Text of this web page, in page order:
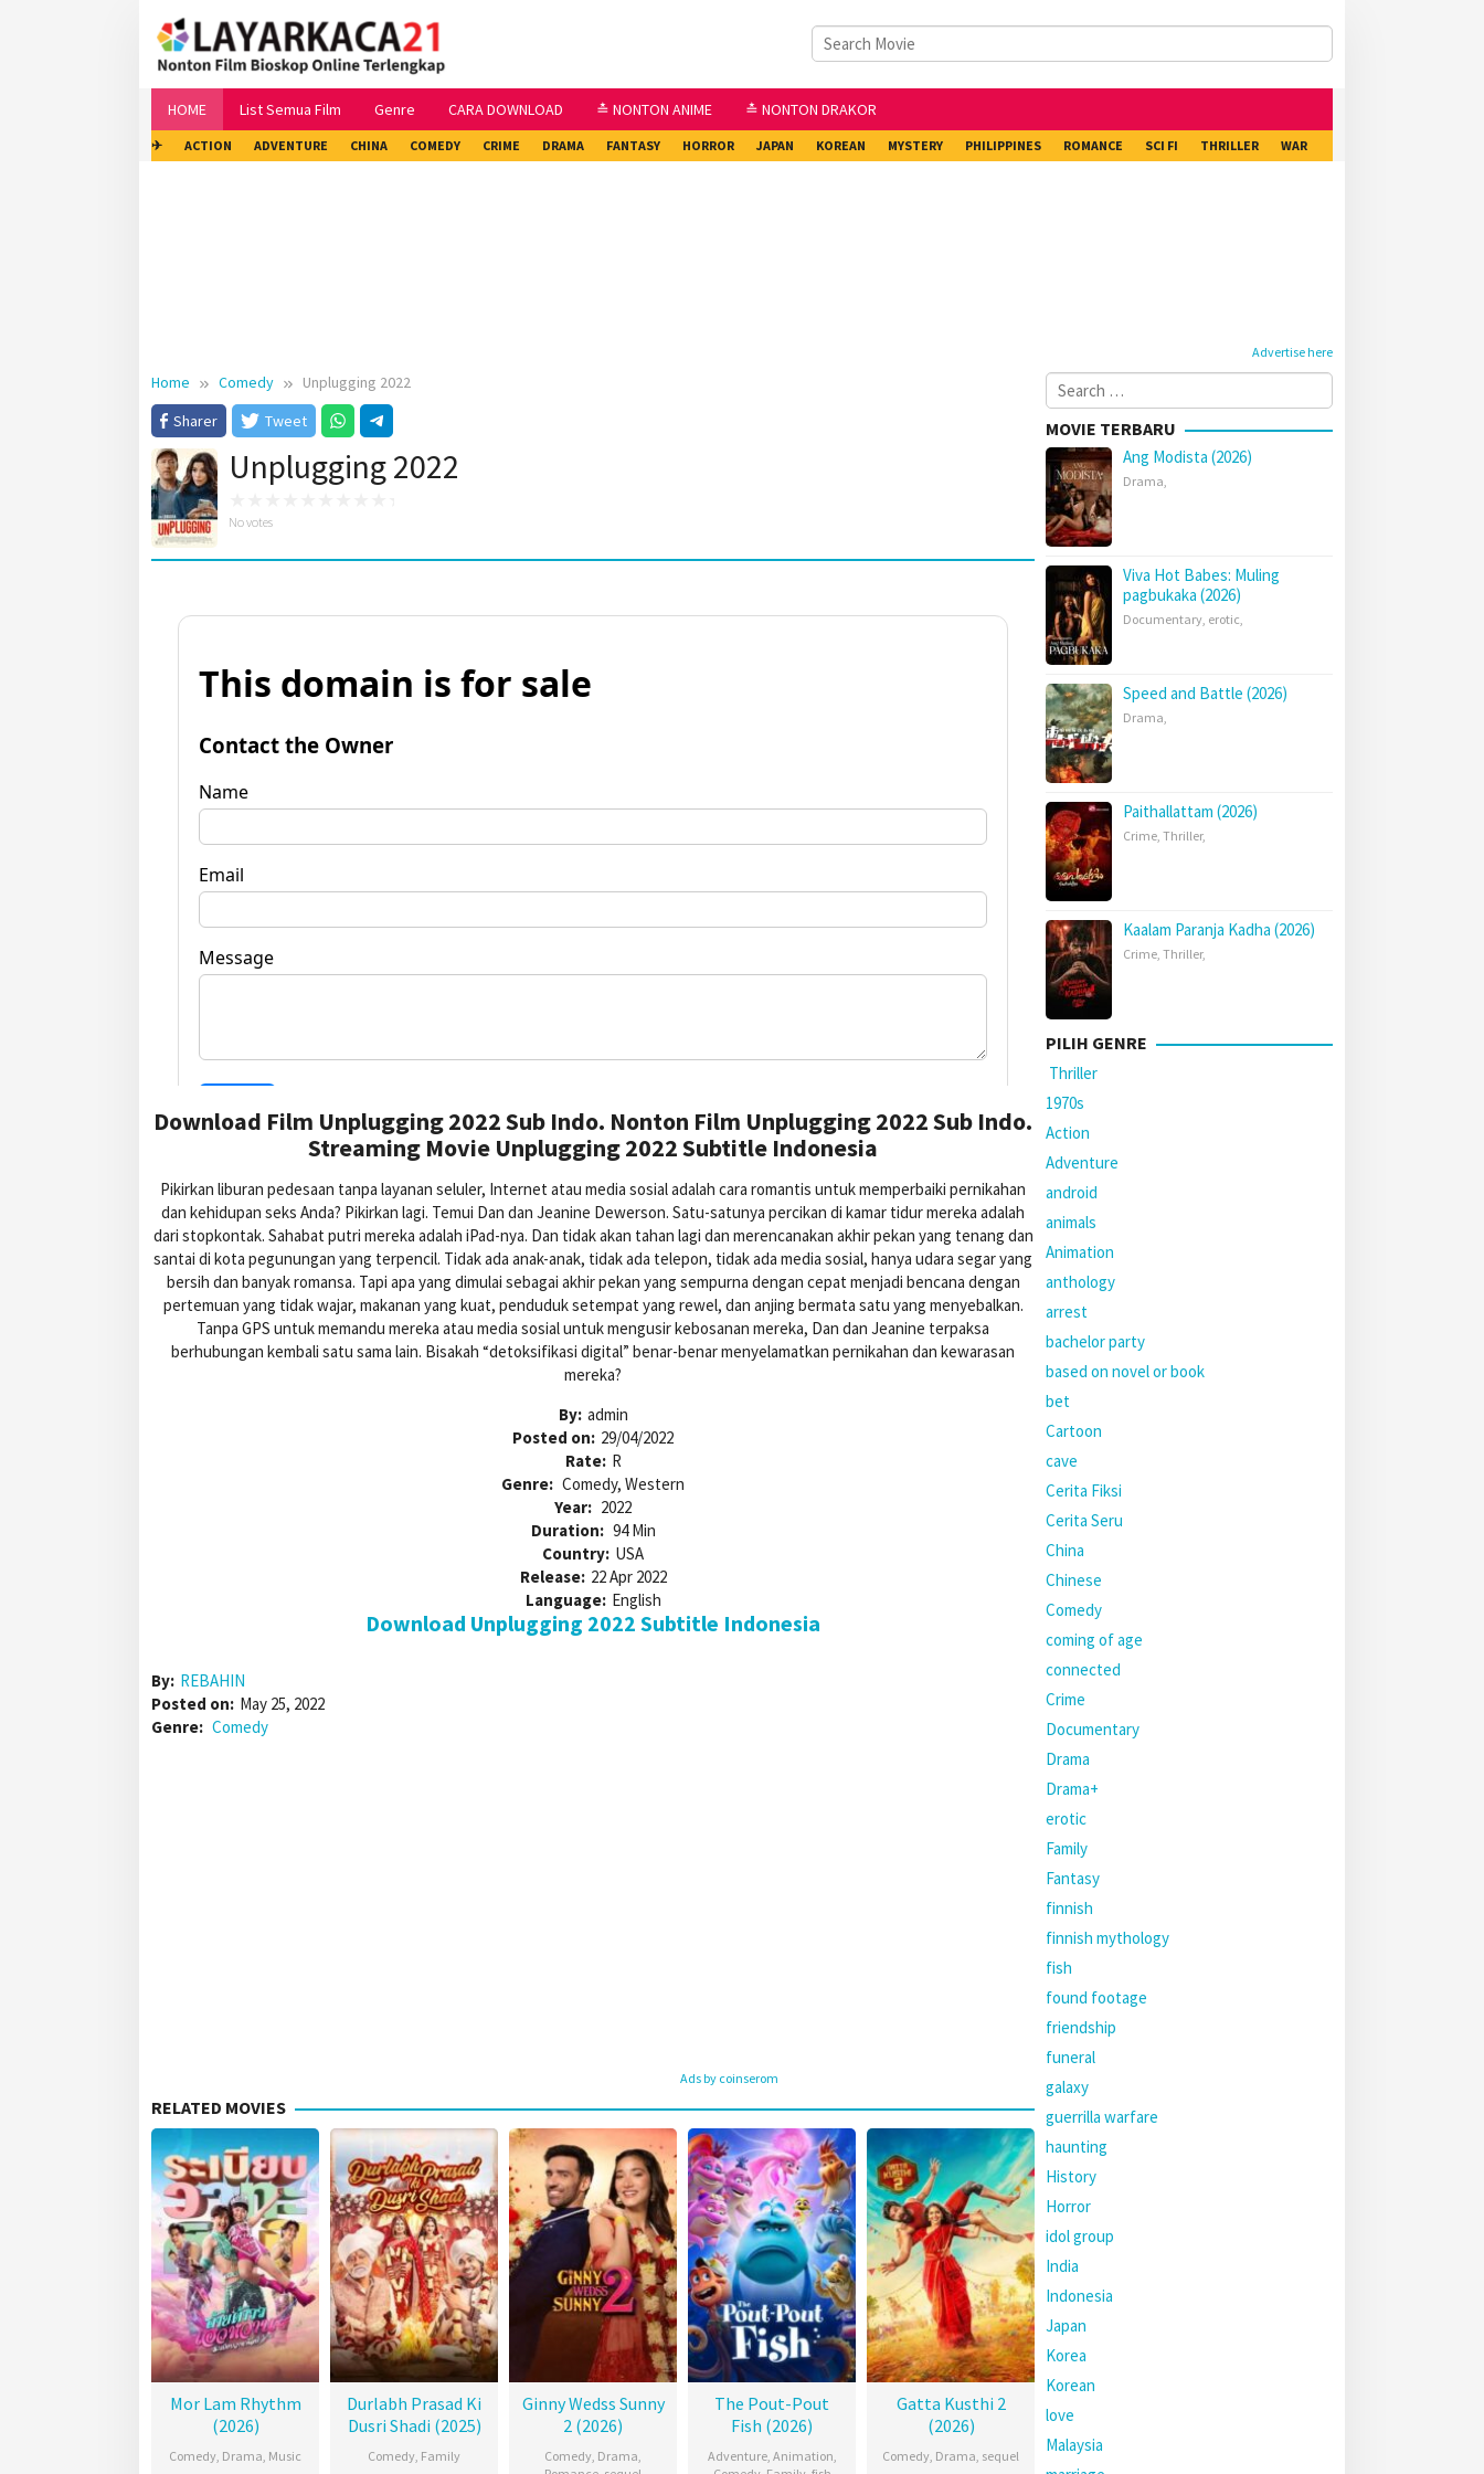
HOME List Semua Film Genre CARA DOWNLOAD ≛ NONTON ANIME ≛ NONTON DRAKOR
✈ ACTION ADVENTURE CHINA COMEDY CRIME DRAMA FANTASY HORROR JAPAN KOREAN MYSTERY PHILIPPINES ROMANCE SCI FI THRILLER WAR
Advertise here
Home Comedy
Unplugging 2022
Sharer
Tweet
Unplugging 2022
No votes
Download Film Unplugging 2022 Sub Indo. Nonton Film Unplugging 2022 Sub Indo.
Streaming Movie Unplugging 2022 Subtitle Indonesia
Pikirkan liburan pedesaan tanpa layanan seluler, Internet atau media sosial adalah cara romantis untuk memperbaiki pernikahan
dan kehidupan seks Anda? Pikirkan lagi. Temui Dan dan Jeanine Dewerson. Satu-satunya percikan di kamar tidur mereka adalah
dari stopkontak. Sahabat putri mereka adalah iPad-nya. Dan tidak akan tahan lagi dan merencanakan akhir pekan yang tenang dan
santai di kota pegunungan yang terpencil. Tidak ada anak-anak, tidak ada telepon, tidak ada media sosial, hanya udara segar yang
bersih dan banyak romansa. Tapi apa yang dimulai sebagai akhir pekan yang sempurna dengan cepat menjadi bencana dengan
pertemuan yang tidak wajar, makanan yang kuat, penduduk setempat yang rewel, dan anjing bermata satu yang menyebalkan.
Tanpa GPS untuk memandu mereka atau media sosial untuk mengusir kebosanan mereka, Dan dan Jeanine terpaksa
berhubungan kembali satu sama lain. Bisakah “detoksifikasi digital” benar-benar menyelamatkan pernikahan dan kewarasan
mereka?
By: admin
Posted on: 29/04/2022
Rate: R
Genre: Comedy, Western
Year: 2022
Duration: 94 Min
Country: USA
Release: 22 Apr 2022
Language: English
Download Unplugging 2022 Subtitle Indonesia
By: REBAHIN
Posted on: May 25, 2022
Genre: Comedy
Ads by coinserom
RELATED MOVIES
Mor Lam Rhythm
(2026)
Comedy, Drama, Music
Durlabh Prasad Ki
Dusri Shadi (2025)
Comedy, Family
Ginny Wedss Sunny
2 (2026)
Comedy, Drama,
The Pout-Pout
Fish (2026)
Adventure, Animation,
Gatta Kusthi 2
(2026)
Comedy, Drama, sequel
Search
for:
MOVIE TERBARU
Ang Modista (2026)
Drama,
Viva Hot Babes: Muling
pagbukaka (2026)
Documentary, erotic,
Speed and Battle (2026)
Drama,
Paithallattam (2026)
Crime, Thriller,
Kaalam Paranja Kadha (2026)
Crime, Thriller,
PILIH GENRE
Thriller
1970s
Action
Adventure
android
animals
Animation
anthology
arrest
bachelor party
based on novel or book
bet
Cartoon
cave
Cerita Fiksi
Cerita Seru
China
Chinese
Comedy
coming of age
connected
Crime
Documentary
Drama
Drama+
erotic
Family
Fantasy
finnish
finnish mythology
fish
found footage
friendship
funeral
galaxy
guerrilla warfare
haunting
History
Horror
idol group
India
Indonesia
Japan
Korea
Korean
love
Malaysia